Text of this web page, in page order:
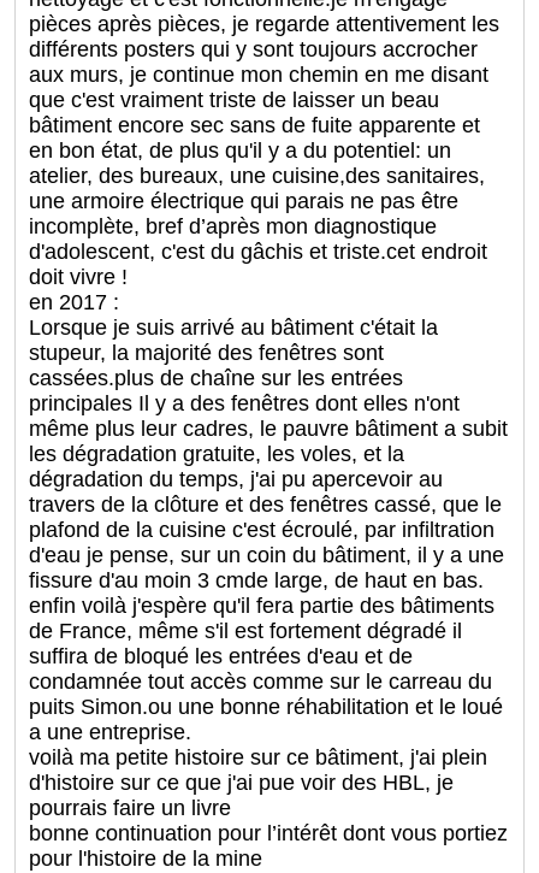
pièces après pièces, je regarde attentivement les
différents posters qui y sont toujours accrocher
aux murs, je continue mon chemin en me disant
que c'est vraiment triste de laisser un beau
bâtiment encore sec sans de fuite apparente et
en bon état, de plus qu'il y a du potentiel: un
atelier, des bureaux, une cuisine,des sanitaires,
une armoire électrique qui parais ne pas être
incomplète, bref d’après mon diagnostique
d'adolescent, c'est du gâchis et triste.cet endroit
doit vivre !
en 2017 :
Lorsque je suis arrivé au bâtiment c'était la
stupeur, la majorité des fenêtres sont
cassées.plus de chaîne sur les entrées
principales Il y a des fenêtres dont elles n'ont
même plus leur cadres, le pauvre bâtiment a subit
les dégradation gratuite, les voles, et la
dégradation du temps, j'ai pu apercevoir au
travers de la clôture et des fenêtres cassé, que le
plafond de la cuisine c'est écroulé, par infiltration
d'eau je pense, sur un coin du bâtiment, il y a une
fissure d'au moin 3 cmde large, de haut en bas.
enfin voilà j'espère qu'il fera partie des bâtiments
de France, même s'il est fortement dégradé il
suffira de bloqué les entrées d'eau et de
condamnée tout accès comme sur le carreau du
puits Simon.ou une bonne réhabilitation et le loué
a une entreprise.
voilà ma petite histoire sur ce bâtiment, j'ai plein
d'histoire sur ce que j'ai pue voir des HBL, je
pourrais faire un livre
bonne continuation pour l’intérêt dont vous portiez
pour l'histoire de la mine